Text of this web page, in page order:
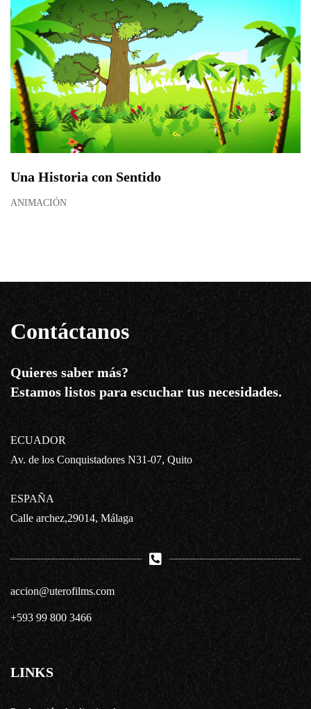
Una Historia con Sentido
ANIMACIÓN
Contáctanos
Quieres saber más?
Estamos listos para escuchar tus necesidades.
ECUADOR
Av. de los Conquistadores N31-07, Quito
ESPAÑA
Calle archez,29014, Málaga
accion@uterofilms.com
+593 99 800 3466
LINKS